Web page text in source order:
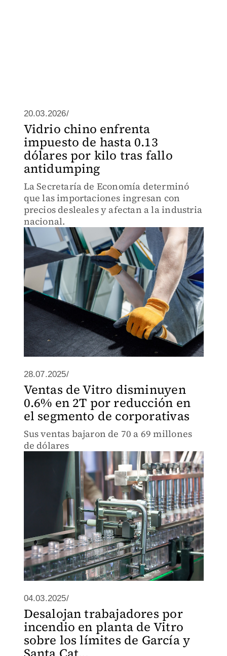
20.03.2026/
Vidrio chino enfrenta
impuesto de hasta 0.13
dólares por kilo tras fallo
antidumping
La Secretaría de Economía determinó
que las importaciones ingresan con
precios desleales y afectan a la industria
nacional.
28.07.2025/
Ventas de Vitro disminuyen
0.6% en 2T por reducción en
el segmento de corporativas
Sus ventas bajaron de 70 a 69 millones
de dólares
04.03.2025/
Desalojan trabajadores por
incendio en planta de Vitro
sobre los límites de García y